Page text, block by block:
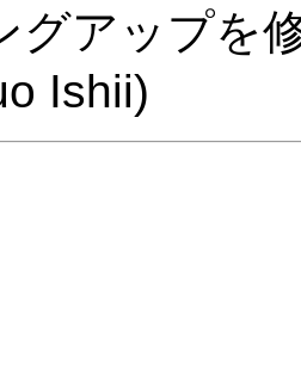
グアップを
Ishii)